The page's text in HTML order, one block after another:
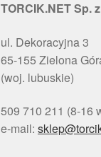
TORCIK.NET Sp.
ul. Dekoracyjna 3
65-155 Zielona
(woj. lubuskie)
509 710 211 (8-16
e-mail: